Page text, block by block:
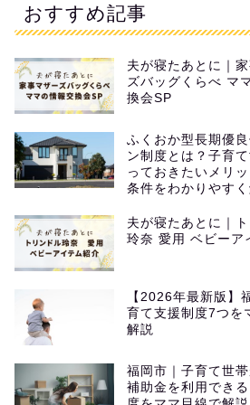
おすすめ記事
夫が寝たあとに｜
ズバッグくらべ マ
換会SP
ふくおか型長期優
ン制度とは？子育
っておきたいメリ
条件をわかりやすく
夫が寝たあとに｜
玲奈 愛用 ベビーア
【2026年最新版】
育て支援制度7つを
解説
福岡市｜子育て世
補助金を利用できる